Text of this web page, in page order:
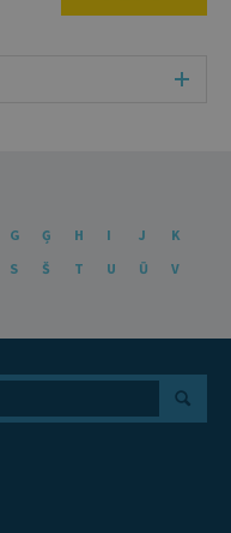
G Ģ H I J
K
S Š T U Ū
V